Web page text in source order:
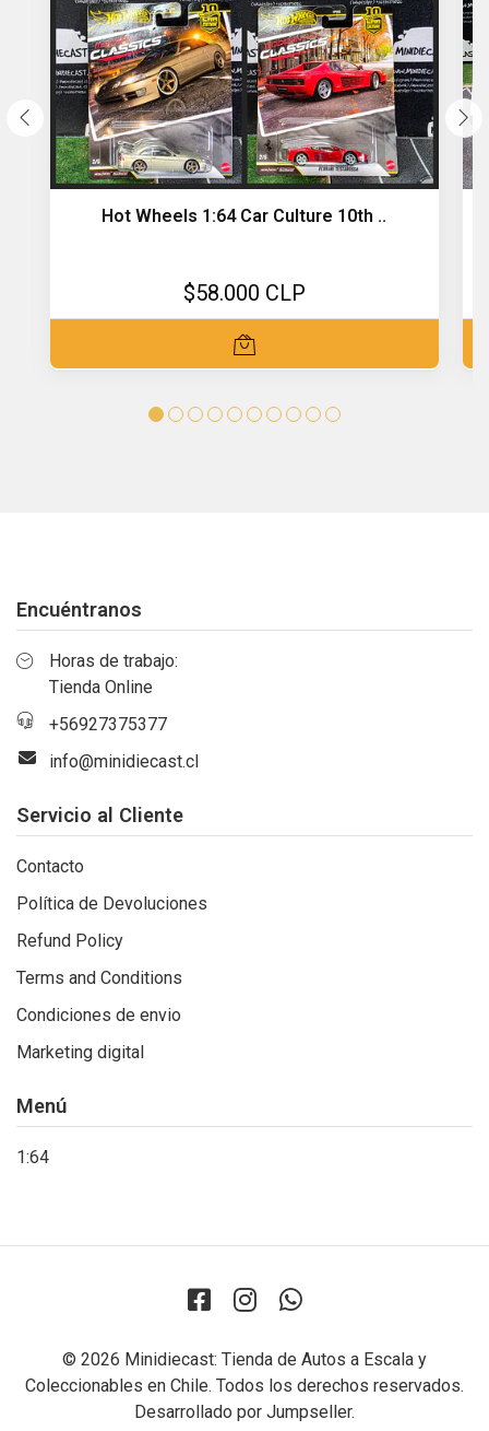
Hot Wheels 1:64 Car Culture 10th ..
$58.000 CLP
Encuéntranos
Horas de trabajo:
Tienda Online
+56927375377
info@minidiecast.cl
Servicio al Cliente
Contacto
Política de Devoluciones
Refund Policy
Terms and Conditions
Condiciones de envio
Marketing digital
Menú
1:64
© 2026 Minidiecast: Tienda de Autos a Escala y
Coleccionables en Chile. Todos los derechos reservados.
Desarrollado por Jumpseller.